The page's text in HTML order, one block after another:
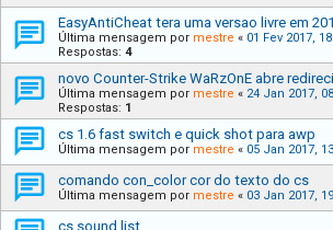
EasyAntiCheat tera uma versao livre em
Última mensagem por mestre « 01 Fev 2017,
Respostas: 4
novo Counter-Strike WaRzOnE abre
Última mensagem por mestre « 24 Jan 2017,
Respostas: 1
cs 1.6 fast switch e quick shot para awp
Última mensagem por mestre « 05 Jan 2017,
comando con_color cor do texto do cs
Última mensagem por mestre « 03 Jan 2017,
cs sound list